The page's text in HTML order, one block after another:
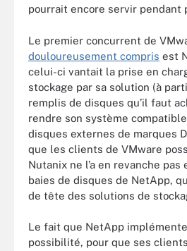
pourrait encore servir pendant
Le premier concurrent de
douloureusement compris est
celui-ci vantait la prise en
stockage par sa solution (à
remplis de disques qu’il faut
rendre son système
disques externes de marques
que les clients de VMware
Nutanix ne l’a en revanche
baies de disques de NetApp,
de tête des solutions de
Le fait que NetApp
possibilité, pour que ses